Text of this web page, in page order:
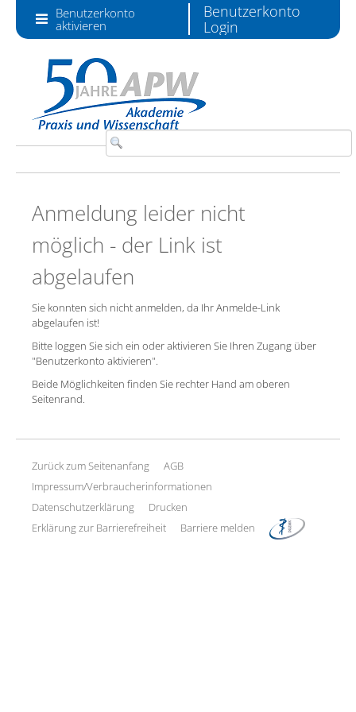
Zum Inhalt wechseln
Benutzerkonto
aktivieren
Benutzerkonto
Login
Anmeldung leider nicht
möglich - der Link ist
abgelaufen
Sie konnten sich nicht anmelden, da Ihr Anmelde-Link
abgelaufen ist!
Bitte loggen Sie sich ein oder aktivieren Sie Ihren Zugang über
"Benutzerkonto aktivieren".
Beide Möglichkeiten finden Sie rechter Hand am oberen
Seitenrand.
Zurück zum Seitenanfang
AGB
Impressum/Verbraucherinformationen
Datenschutzerklärung
Drucken
Erklärung zur Barrierefreiheit
Barriere melden